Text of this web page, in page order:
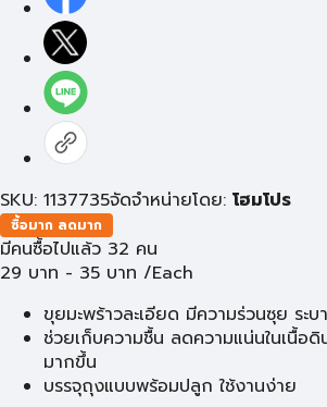
SKU: 1137735จัดจำหน่ายโดย: โฮมโปร
ซื้อมาก ลดมาก
มีคนซื้อไปแล้ว 32 คน
29 บาท - 35 บาท /Each
ขุยมะพร้าวละเอียด มีความร่วนซุย ระ
ช่วยเก็บความชื้น ลดความแน่นในเนื้อดิ
มากขึ้น
บรรจุถุงแบบพร้อมปลูก ใช้งานง่าย